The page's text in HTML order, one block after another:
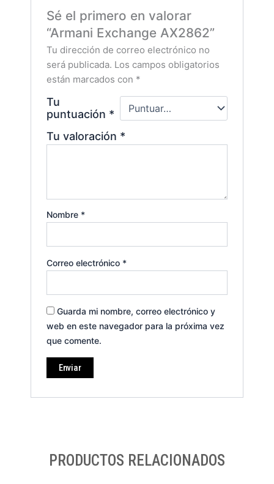
Sé el primero en valorar
“Armani Exchange AX2862”
Tu dirección de correo electrónico no
será publicada. Los campos obligatorios
están marcados con *
Tu
puntuación *
Tu valoración *
Nombre *
Correo electrónico *
Guarda mi nombre, correo electrónico y
web en este navegador para la próxima vez
que comente.
PRODUCTOS RELACIONADOS